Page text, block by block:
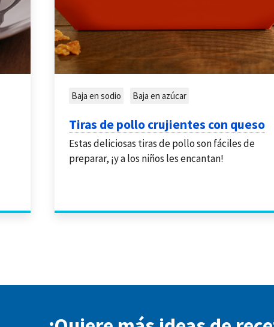
Baja en sodio Baja en azúcar
Tiras de pollo crujientes con queso
Estas deliciosas tiras de pollo son fáciles de
preparar, ¡y a los niños les encantan!